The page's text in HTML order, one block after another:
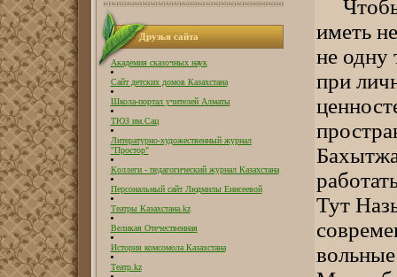
Друзья сайта
Академия сказочных наук
Сайт детских домов Казахстана
Школа-портал учителей Алматы
ТЮЗ им.Сац
Литературно-художественный журнал
"Простор"
Коллеги - педагогический журнал Казахстана
Персональный сайт Людмилы Енисеевой
Театры Казахстана.kz
Великая Отечественная
История комсомола Казахстана
Театр.kz
Чтобы
иметь
не одну
при
Тут